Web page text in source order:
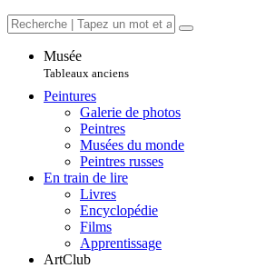
Musée
Tableaux anciens
Peintures
Galerie de photos
Peintres
Musées du monde
Peintres russes
En train de lire
Livres
Encyclopédie
Films
Apprentissage
ArtClub